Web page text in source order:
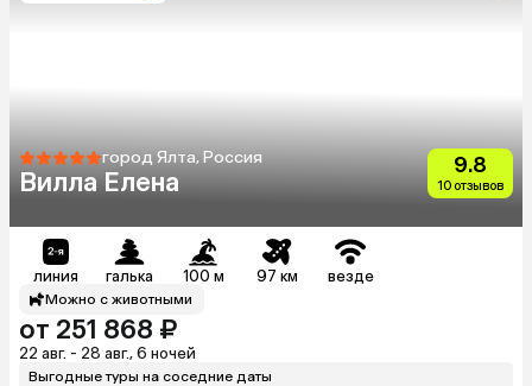
город Ялта, Россия
Вилла Елена
9.8
10 отзывов
линия галька 100 м 97 км везде
Можно с животными
от 251 868 ₽
22 авг. - 28 авг., 6 ночей
Выгодные туры на соседние даты